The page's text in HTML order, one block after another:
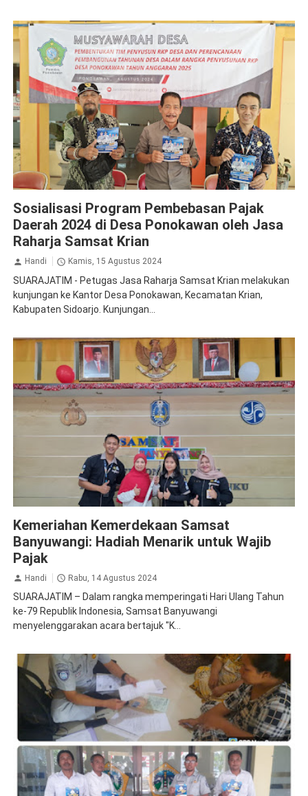
Sosialisasi Program Pembebasan Pajak
Daerah 2024 di Desa Ponokawan oleh Jasa
Raharja Samsat Krian
Handi Kamis, 15 Agustus 2024
SUARAJATIM - Petugas Jasa Raharja Samsat Krian melakukan
kunjungan ke Kantor Desa Ponokawan, Kecamatan Krian,
Kabupaten Sidoarjo. Kunjungan...
Kemeriahan Kemerdekaan Samsat
Banyuwangi: Hadiah Menarik untuk Wajib
Pajak
Handi Rabu, 14 Agustus 2024
SUARAJATIM – Dalam rangka memperingati Hari Ulang Tahun
ke-79 Republik Indonesia, Samsat Banyuwangi
menyelenggarakan acara bertajuk "K...